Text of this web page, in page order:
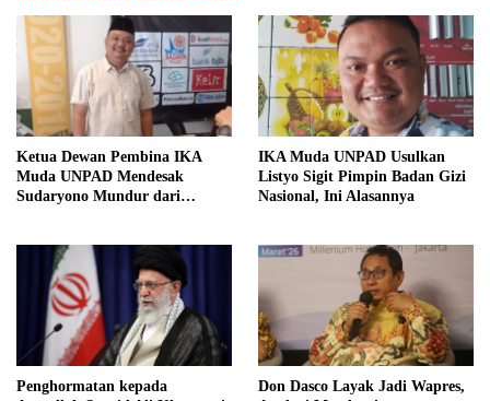
Ketua Dewan Pembina IKA
Muda UNPAD Mendesak
Sudaryono Mundur dari
Independensi Badan Gizi
Nasional
IKA Muda UNPAD Usulkan
Listyo Sigit Pimpin Badan Gizi
Nasional, Ini Alasannya
Penghormatan kepada
Don Dasco Layak Jadi Wapres,